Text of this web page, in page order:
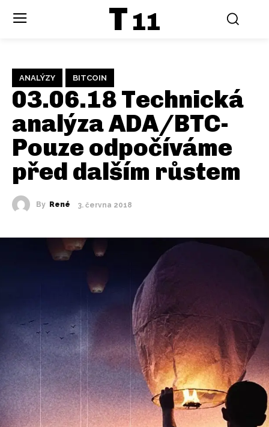
T 11
ANALÝZY BITCOIN
03.06.18 Technická
analýza ADA/BTC-
Pouze odpočíváme
před dalším růstem
By René 3. června 2018